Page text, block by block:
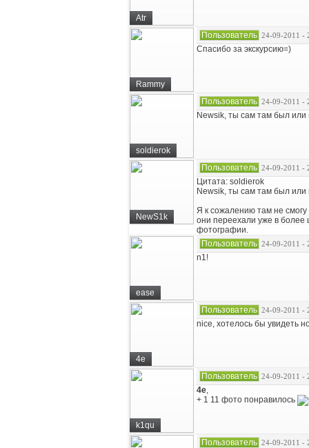
Atr
Rammy
Пользователь 24-09-2011 -
Спасибо за экскурсию=)
soldierok
Пользователь 24-09-2011 -
Newsik, ты сам там был или
NewS1k
Пользователь 24-09-2011 -
Цитата: soldierok
Newsik, ты сам там был или
Я к сожалению там не
они переехали уже в более
фотографии.
ease
Пользователь 24-09-2011 -
n1!
4e
Пользователь 24-09-2011 -
nice, хотелось бы увидеть
k1qu
Пользователь 24-09-2011 -
4e,
+ 1 11 фото понравилось
Пользователь 24-09-2011 -